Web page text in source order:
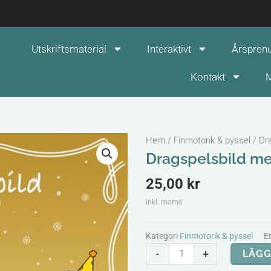
Utskriftsmaterial Interaktivt
Kontakt
Hem / Finmotorik & pyssel /
Dragspelsbild
25,00 kr
inkl. moms
Kategori Finmotorik & pyssel
-
Dragspelsbild
med
+